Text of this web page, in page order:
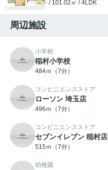
- / 101.02㎡ / 4LDK
周辺施設
小学校
稲村小学校
484ｍ（7分）
コンビニエンスストア
ローソン 埼玉店
496ｍ（7分）
コンビニエンスストア
セブンイレブン 稲村店
515ｍ（7分）
幼稚園